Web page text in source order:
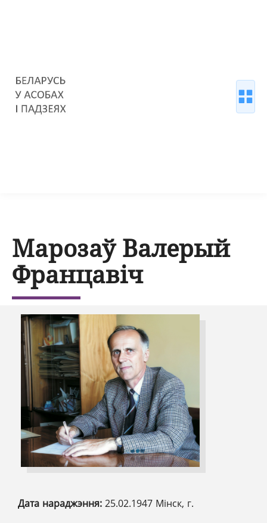
Марозаў Валерый
Францавіч
Дата нараджэння: 25.02.1947 Мінск, г.